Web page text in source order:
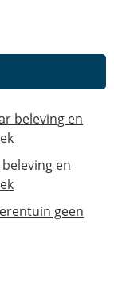
beleving en
en
geen